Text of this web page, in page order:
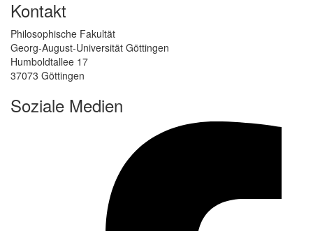
Kontakt
Philosophische Fakultät
Georg-August-Universität Göttingen
Humboldtallee 17
37073 Göttingen
Soziale Medien